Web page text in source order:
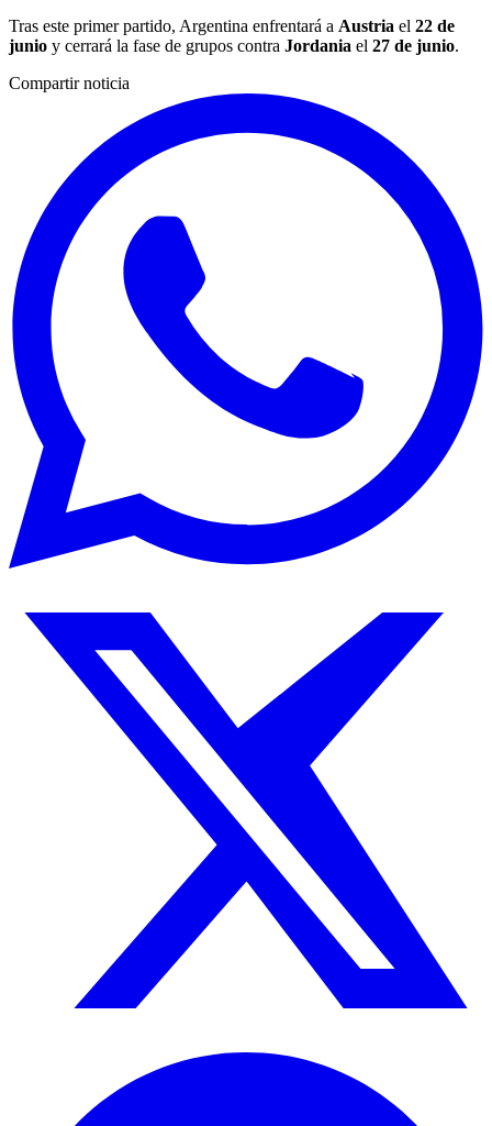
Tras este primer partido, Argentina enfrentará a Austria el 22 de
junio y cerrará la fase de grupos contra Jordania el 27 de junio.
Compartir noticia